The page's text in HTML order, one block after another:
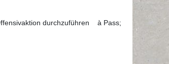
durchzuführen à Pass;